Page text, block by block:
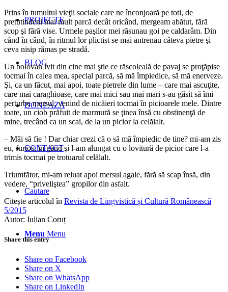
PROIECTE
BLOG
DONEAZĂ
CONTACT
Cautare
Menu Menu
Prins în tumultul vieţii sociale care ne înconjoară pe toti, de
pretutindeni mai mult parcă decât oricând, mergeam abătut, fără
scop şi fără vise. Urmele paşilor mei răsunau goi pe caldarâm. Din
când în când, în ritmul lor plictist se mai antrenau câteva pietre şi
ceva nisip rămas pe stradă.
Un bolovan ivit din cine mai ştie ce răscoleală de pavaj se proţăpise
tocmai în calea mea, special parcă, să mă împiedice, să mă enerveze.
Şi, ca un făcut, mai apoi, toate pietrele din lume – care mai ascuţite,
care mai caraghioase, care mai mici sau mai mari s-au găsit să îmi
perturbe mersul, venind de nicăieri tocmai în picioarele mele. Dintre
toate, un ciob prăfuit de marmură se ţinea însă cu obstinenţă de
mine, trecând ca un scai, de la un picior la celălalt.
– Măi să fie ! Dar chiar crezi că o să mă împiedic de tine? mi-am zis
eu, furios, în gând şi l-am alungat cu o lovitură de picior care l-a
trimis tocmai pe trotuarul celălalt.
Triumfător, mi-am reluat apoi mersul agale, fără să scap însă, din
vedere, “priveliştea” gropilor din asfalt.
Citește articolul în Revista de Lingvistică și Cultură Românească
5/2015
Autor: Iulian Coruț
Share this entry
Share on Facebook
Share on X
Share on WhatsApp
Share on LinkedIn